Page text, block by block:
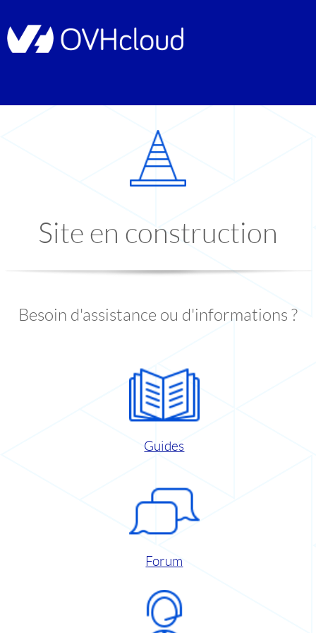
Site en construction
Besoin d'assistance ou d'informations ?
Guides
Forum